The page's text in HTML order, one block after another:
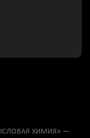
ХИМИЯ» —